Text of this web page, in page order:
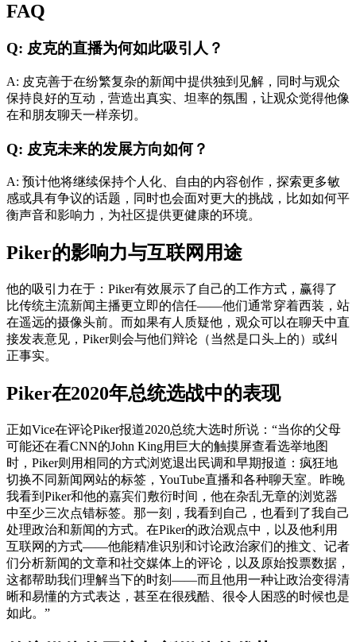
FAQ
Q: 皮克的直播为何如此吸引人？
A: 皮克善于在纷繁复杂的新闻中提供独到见解，同时与观众
保持良好的互动，营造出真实、坦率的氛围，让观众觉得他像
在和朋友聊天一样亲切。
Q: 皮克未来的发展方向如何？
A: 预计他将继续保持个人化、自由的内容创作，探索更多敏
感或具有争议的话题，同时也会面对更大的挑战，比如如何平
衡声音和影响力，为社区提供更健康的环境。
Piker的影响力与互联网用途
他的吸引力在于：Piker有效展示了自己的工作方式，赢得了
比传统主流新闻主播更立即的信任——他们通常穿着西装，站
在遥远的摄像头前。而如果有人质疑他，观众可以在聊天中直
接发表意见，Piker则会与他们辩论（当然是口头上的）或纠
正事实。
Piker在2020年总统选战中的表现
正如Vice在评论Piker报道2020总统大选时所说：“当你的父母
可能还在看CNN的John King用巨大的触摸屏查看选举地图
时，Piker则用相同的方式浏览退出民调和早期报道：疯狂地
切换不同新闻网站的标签，YouTube直播和各种聊天室。昨晚
我看到Piker和他的嘉宾们敷衍时间，他在杂乱无章的浏览器
中至少三次点错标签。那一刻，我看到自己，也看到了我自己
处理政治和新闻的方式。在Piker的政治观点中，以及他利用
互联网的方式——他能精准识别和讨论政治家们的推文、记者
们分析新闻的文章和社交媒体上的评论，以及原始投票数据，
这都帮助我们理解当下的时刻——而且他用一种让政治变得清
晰和易懂的方式表达，甚至在很残酷、很令人困惑的时候也是
如此。”